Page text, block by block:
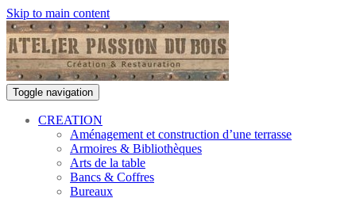
Skip to main content
Toggle navigation
CREATION
Aménagement et construction d’une terrasse
Armoires & Bibliothèques
Arts de la table
Bancs & Coffres
Bureaux